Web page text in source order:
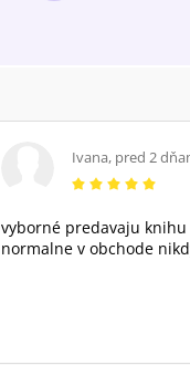
Ivana, pred 2
vyborné predavaju
normalne v obchode